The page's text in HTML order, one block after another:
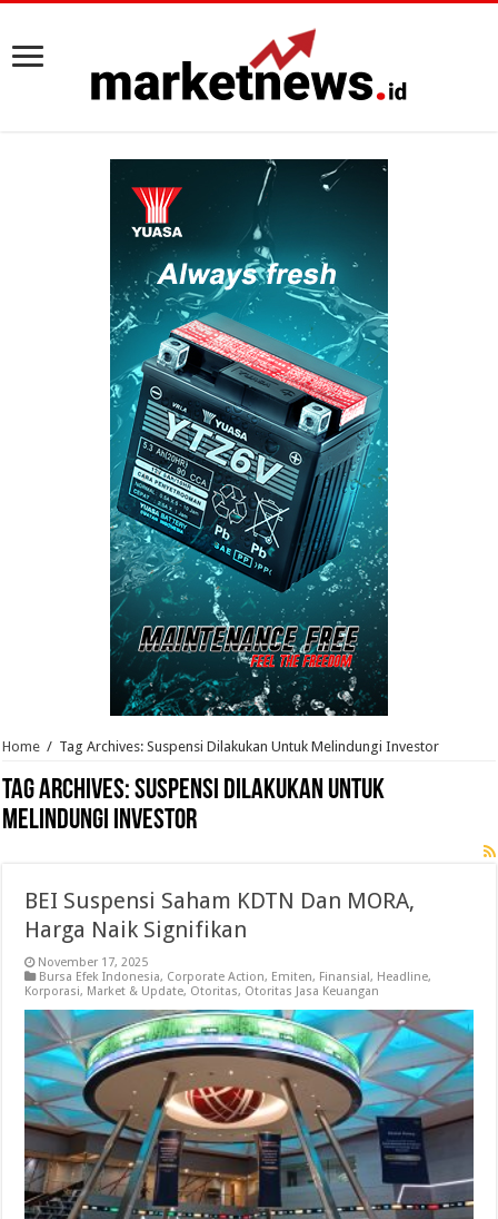
Home / Tag Archives: Suspensi Dilakukan Untuk Melindungi Investor
Tag Archives:Suspensi Dilakukan Untuk
Melindungi Investor
BEI Suspensi Saham KDTN Dan MORA,
Harga Naik Signifikan
November 17, 2025
Bursa Efek Indonesia, Corporate Action, Emiten, Finansial, Headline,
Korporasi, Market & Update, Otoritas, Otoritas Jasa Keuangan